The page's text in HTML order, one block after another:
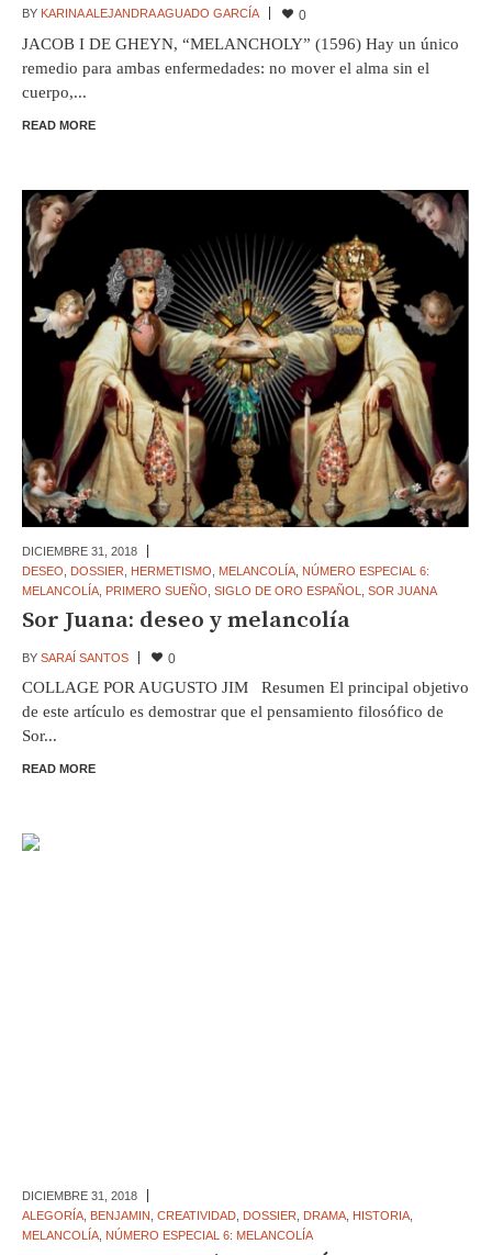
BY KARINA ALEJANDRA AGUADO GARCÍA 0
JACOB I DE GHEYN, “MELANCHOLY” (1596) Hay un único
remedio para ambas enfermedades: no mover el alma sin el
cuerpo,...
READ MORE
DICIEMBRE 31, 2018
DESEO
DOSSIER HERMETISMO MELANCOLÍA, NÚMERO ESPECIAL 6:
MELANCOLÍA, PRIMERO SUEÑO SIGLO DE ORO ESPAÑOL SOR JUANA
Sor Juana: deseo y melancolía
BY SARAÍ SANTOS 0
COLLAGE POR AUGUSTO JIM Resumen El principal objetivo
de este artículo es demostrar que el pensamiento filosófico de
Sor...
READ MORE
DICIEMBRE 31, 2018
ALEGORÍA, BENJAMIN CREATIVIDAD, DOSSIER DRAMA, HISTORIA,
MELANCOLÍA, NÚMERO ESPECIAL 6: MELANCOLÍA